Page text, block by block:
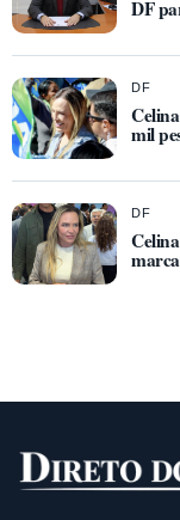
DF
DF
mil
DF